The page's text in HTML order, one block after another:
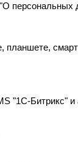
персональных
Битрикс" и